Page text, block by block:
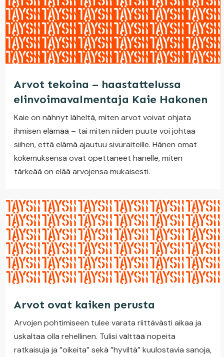
Arvot tekoina – haastattelussa
elinvoimavalmentaja Kaie Hakonen
Kaie on nähnyt läheltä, miten arvot voivat ohjata
ihmisen elämää – tai miten niiden puute voi johtaa
siihen, että elämä ajautuu sivuraiteille. Hänen omat
kokemuksensa ovat opettaneet hänelle, miten
tärkeää on elää arvojensa mukaisesti.
Arvot ovat kaiken perusta
Arvojen pohtimiseen tulee varata riittävästi aikaa ja
uskaltaa olla rehellinen. Tulisi välttää nopeita
ratkaisuja ja ”oikeita” sekä ”hyviltä” kuulostavia sanoja,